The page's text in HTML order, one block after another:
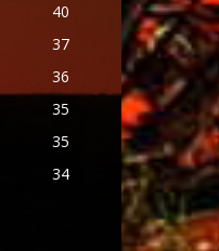
40
37
36
35
35
34